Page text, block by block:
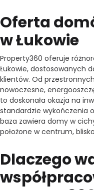
Oferta
w Łukowie
Property360 oferuje
Łukowie, dostosowanych
klientów. Od
nowoczesne,
to doskonała okazja na
standardzie wykończenia
baza zawiera domy w
położone w centrum,
Dlaczego